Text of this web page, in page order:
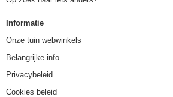
Informatie
Onze tuin webwinkels
Belangrijke info
Privacybeleid
Cookies beleid